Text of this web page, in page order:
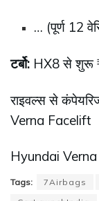
… (पूर्ण 12
टर्बो: HX8 से शुरू
राइवल्स से
Verna Facelift
Hyundai
Tags: 7Airbags